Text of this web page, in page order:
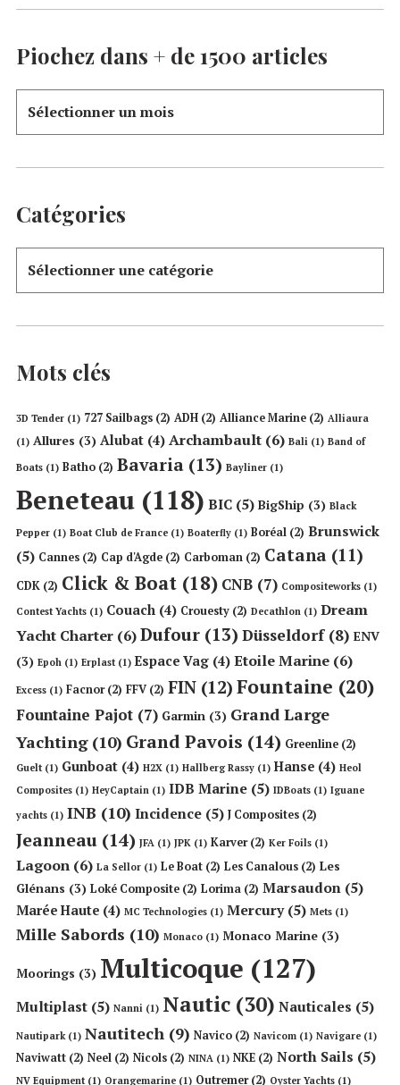
Piochez dans + de 1500 articles
Catégories
Mots clés
3D Tender (1) 727 Sailbags (2) ADH (2) Alliance Marine (2) Alliaura
(1) Allures (3) Alubat (4) Archambault (6) Bali (1) Band of
Boats (1) Batho (2) Bavaria (13) Bayliner (1)
Beneteau (118) BIC (5) BigShip (3) Black
Pepper (1) Boat Club de France (1) Boaterfly (1) Boréal (2) Brunswick
(5) Cannes (2) Cap d'Agde (2) Carboman (2) Catana (11)
CDK (2) Click & Boat (18) CNB (7) Compositeworks (1)
Contest Yachts (1) Couach (4) Crouesty (2) Decathlon (1) Dream
Yacht Charter (6)Dufour (13) Düsseldorf(8) ENV
(3) Epoh (1) Erplast(1) Espace Vag (4) Etoile Marine (6)
Excess (1) Facnor(2) FFV (2) FIN (12) Fountaine (20)
Fountaine Pajot (7) Garmin (3) Grand Large
Yachting(10) Grand Pavois (14) Greenline (2)
Guelt(1) Gunboat (4) H2X (1) Hallberg Rassy (1) Hanse (4) Heol
Composites (1) HeyCaptain (1) IDB Marine (5) IDBoats (1) Iguane
yachts (1) INB (10) Incidence (5) J Composites (2)
Jeanneau (14) JFA (1) JPK (1) Karver(2) Ker Foils (1)
Lagoon (6) La Sellor (1) Le Boat (2) Les Canalous (2) Les
Glénans (3) Loké Composite (2) Lorima (2) Marsaudon (5)
Marée Haute (4) MC Technologies (1) Mercury(5) Mets (1)
Mille Sabords (10) Monaco (1) Monaco Marine (3)
Moorings (3) Multicoque (127)
Multiplast (5) Nanni (1) Nautic (30) Nauticales (5)
Nautipark(1) Nautitech (9) Navico (2) Navicom (1) Navigare (1)
Naviwatt (2) Neel (2) Nicols (2) NINA (1) NKE (2) North Sails (5)
NV Equipment(1) Orangemarine (1) Outremer(2) Oyster Yachts (1)